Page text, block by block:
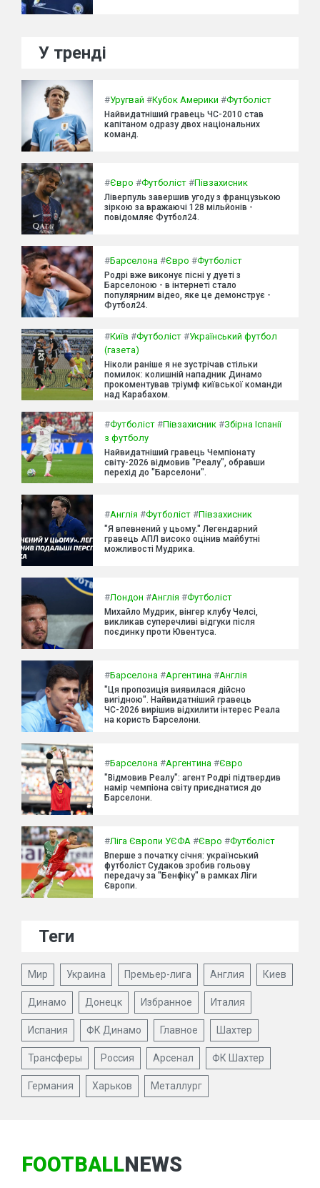
У тренді
#Уругвай #Кубок Америки #Футболіст
Найвидатніший гравець ЧС-2010 став
капітаном одразу двох національних
команд.
#Євро #Футболіст #Півзахисник
Ліверпуль завершив угоду з французькою
зіркою за вражаючі 128 мільйонів -
повідомляє Футбол24.
#Барселона #Євро #Футболіст
Родрі вже виконує пісні у дуеті з
Барселоною - в інтернеті стало
популярним відео, яке це демонструє -
Футбол24.
#Київ #Футболіст #Український футбол
(газета)
Ніколи раніше я не зустрічав стільки
помилок: колишній нападник Динамо
прокоментував тріумф київської команди
над Карабахом.
#Футболіст #Півзахисник #Збірна Іспанії
з футболу
Найвидатніший гравець Чемпіонату
світу-2026 відмовив "Реалу", обравши
перехід до "Барселони".
#Англія #Футболіст #Півзахисник
"Я впевнений у цьому." Легендарний
гравець АПЛ високо оцінив майбутні
можливості Мудрика.
#Лондон #Англія #Футболіст
Михайло Мудрик, вінгер клубу Челсі,
викликав суперечливі відгуки після
поєдинку проти Ювентуса.
#Барселона #Аргентина #Англія
"Ця пропозиція виявилася дійсно
вигідною". Найвидатніший гравець
ЧС-2026 вирішив відхилити інтерес Реала
на користь Барселони.
#Барселона #Аргентина #Євро
"Відмовив Реалу": агент Родрі підтвердив
намір чемпіона світу приєднатися до
Барселони.
#Ліга Європи УЄФА #Євро #Футболіст
Вперше з початку січня: український
футболіст Судаков зробив гольову
передачу за "Бенфіку" в рамках Ліги
Європи.
Теги
Мир Украина Премьер-лига Англия Киев
Динамо Донецк Избранное Италия
Испания ФК Динамо Главное Шахтер
Трансферы Россия Арсенал ФК Шахтер
Германия Харьков Металлург
FOOTBALLNEWS